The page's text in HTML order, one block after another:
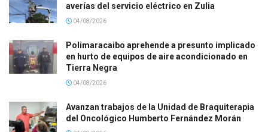
averías del servicio eléctrico en Zulia
04/08/2026
Polimaracaibo aprehende a presunto implicado
en hurto de equipos de aire acondicionado en
Tierra Negra
04/08/2026
Avanzan trabajos de la Unidad de Braquiterapia
del Oncológico Humberto Fernández Morán